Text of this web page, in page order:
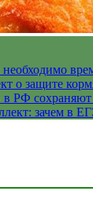
о защите
РФ
зачем в